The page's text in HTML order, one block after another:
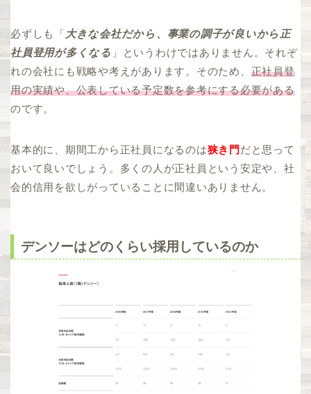
必ずしも「 大きな会社だから、事業の調子が良いから正
社員登用が多くなる 」というわけではありません。それぞ
れの会社にも戦略や考えがあります。そのため、 正社員登
用の実績や、公表している予定数を参考にする必要がある
のです。
基本的に、期間工から正社員になるのは狭き門 だと思って
おいて良いでしょう。多くの人が正社員という安定や、社
会的信用を欲しがっていることに間違いありません。
デンソーはどのくらい採用しているのか